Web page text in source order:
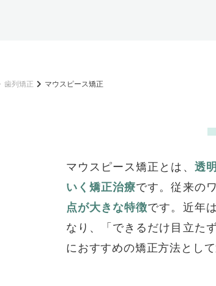
歯列矯正 マウスピース矯正
マウスピース矯正とは、 透
いく矯正治療です。従来の
点が大きな特徴です。近年
なり、「できるだけ目立た
におすすめの矯正方法とし